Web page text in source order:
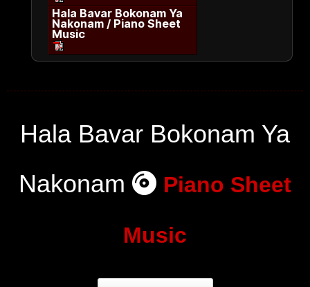
Hala Bavar Bokonam Ya
Nakonam / Piano Sheet
Music
Hala Bavar Bokonam Ya
Nakonam
Piano Sheet
Music